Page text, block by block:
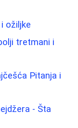
ožiljke
tretmani i
Pitanja i
- Šta